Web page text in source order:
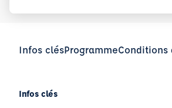
Infos clésProgrammeConditions
Infos clés